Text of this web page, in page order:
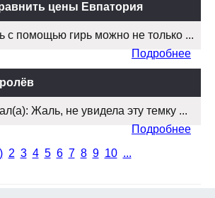
цены Евпатория
с помощью гирь можно не только ...
Подробнее
Жаль, не увидела эту темку ...
Подробнее
) 2 3 4 5 6 7 8 9 10 ...